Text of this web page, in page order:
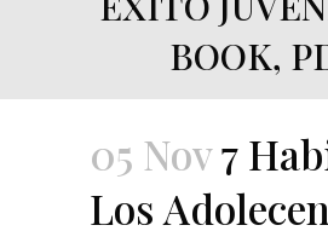
BOOK,
05 Nov7
Los